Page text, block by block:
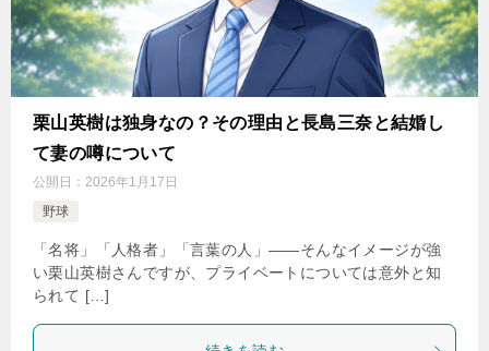
栗山英樹は独身なの？その理由と長島三奈と結婚し
て妻の噂について
公開日： 2026年1月17日
野球
「名将」「人格者」「言葉の人」——そんなイメージが強
い栗山英樹さんですが、プライベートについては意外と知
られて […]